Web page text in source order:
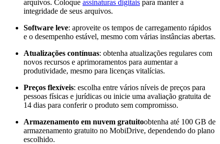
arquivos. Coloque assinaturas digitais para manter a
integridade de seus arquivos.
Software leve: aproveite os tempos de carregamento rápidos
e o desempenho estável, mesmo com várias instâncias abertas.
Atualizações contínuas: obtenha atualizações regulares com
novos recursos e aprimoramentos para aumentar a
produtividade, mesmo para licenças vitalícias.
Preços flexíveis: escolha entre vários níveis de preços para
pessoas físicas e jurídicas ou inicie uma avaliação gratuita de
14 dias para conferir o produto sem compromisso.
Armazenamento em nuvem gratuitoobtenha até 100 GB de
armazenamento gratuito no MobiDrive, dependendo do plano
escolhido.